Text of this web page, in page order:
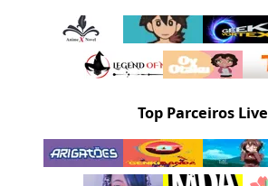
Top Parceiros Live